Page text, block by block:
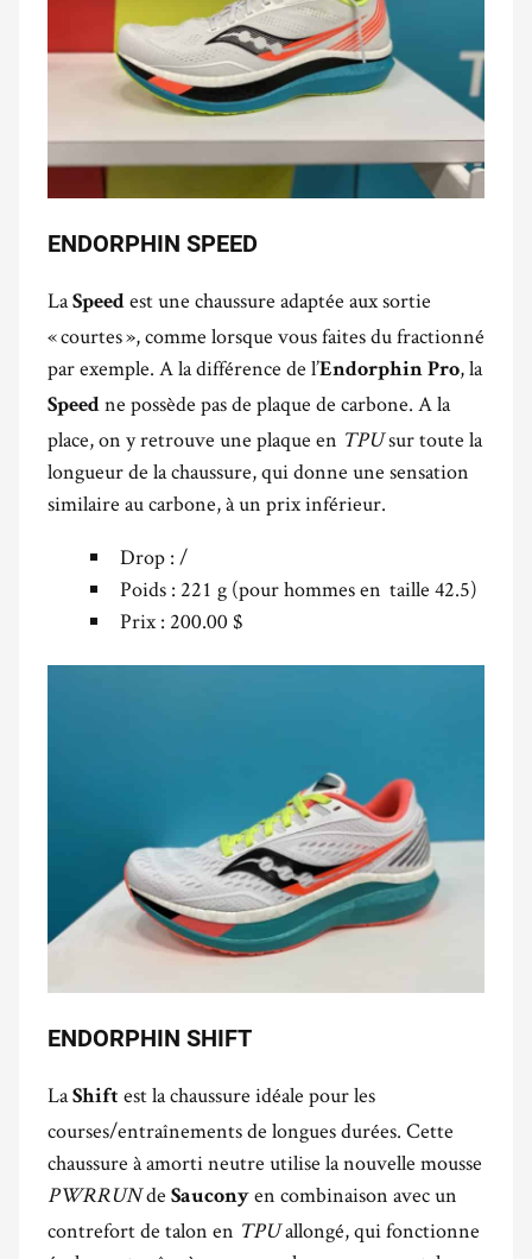
ENDORPHIN SPEED
LaSpeed est une chaussure adaptée aux sortie
« courtes », comme lorsque vous faites du fractionné
par exemple. A la différence de l’Endorphin Pro, la
Speed ne possède pas de plaque de carbone. A la
place, on y retrouve une plaque en TPUsur toute la
longueur de la chaussure, qui donne une sensation
similaire au carbone, à un prix inférieur.
Drop : /
Poids : 221 g (pour hommes en taille 42.5)
Prix : 200.00 $
ENDORPHIN SHIFT
LaShift est la chaussure idéale pour les
courses/entraînements de longues durées. Cette
chaussure à amorti neutre utilise la nouvelle mousse
PWRRUNde Saucony en combinaison avec un
contrefort de talon en TPUallongé, qui fonctionne